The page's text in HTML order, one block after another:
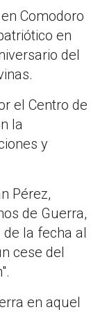
Comodoro
en
del
el Centro de
la
y
Pérez,
de Guerra,
la fecha al
cese del
en aquel